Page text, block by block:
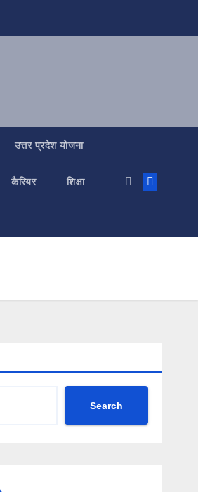
उत्तर प्रदेश योजना
कैरियर शिक्षा
Search